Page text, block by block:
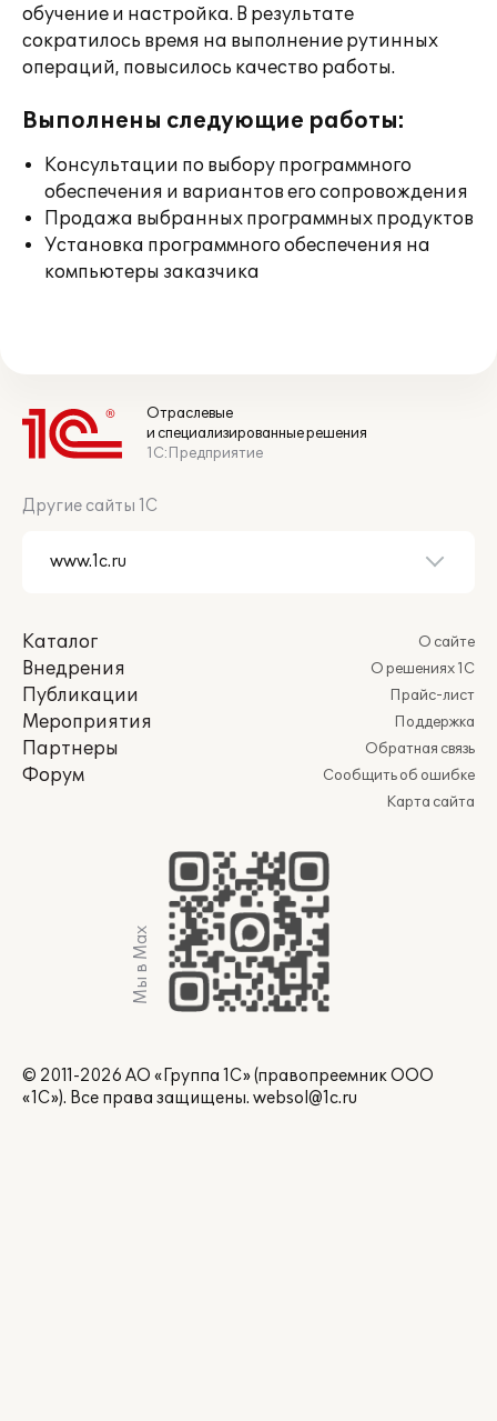
обучение и настройка. В результате
сократилось время на выполнение рутинных
операций, повысилось качество работы.
Выполнены следующие работы:
Консультации по выбору программного
обеспечения и вариантов его сопровождения
Продажа выбранных программных продуктов
Установка программного обеспечения на
компьютеры заказчика
Отраслевые
и специализированные решения
1С:Предприятие
Другие сайты 1С
Каталог
Внедрения
Публикации
Мероприятия
Партнеры
Форум
О сайте
О решениях 1С
Прайс-лист
Поддержка
Обратная связь
Сообщить об ошибке
Карта сайта
Мы в Max
© 2011-2026 АО «Группа 1С» (правопреемник ООО
«1С»). Все права защищены. websol@1c.ru